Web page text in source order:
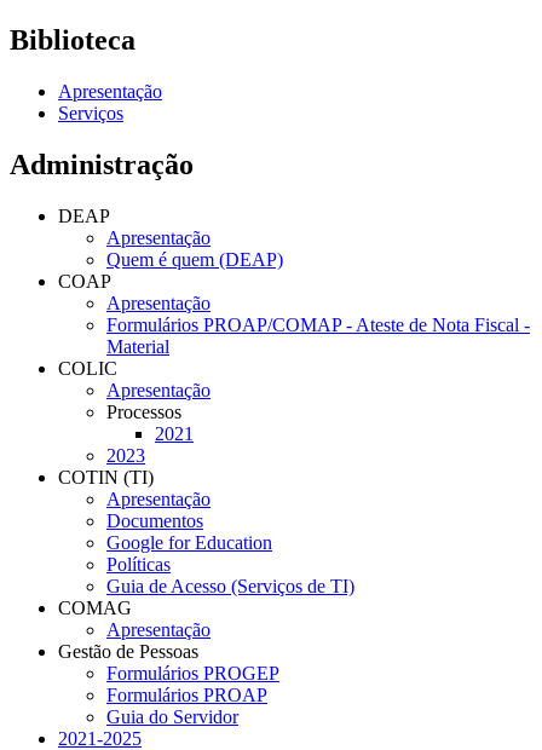
Biblioteca
Apresentação
Serviços
Administração
DEAP
Apresentação
Quem é quem (DEAP)
COAP
Apresentação
Formulários PROAP/COMAP - Ateste de Nota Fiscal -
Material
COLIC
Apresentação
Processos
2021
2023
COTIN (TI)
Apresentação
Documentos
Google for Education
Políticas
Guia de Acesso (Serviços de TI)
COMAG
Apresentação
Gestão de Pessoas
Formulários PROGEP
Formulários PROAP
Guia do Servidor
2021-2025